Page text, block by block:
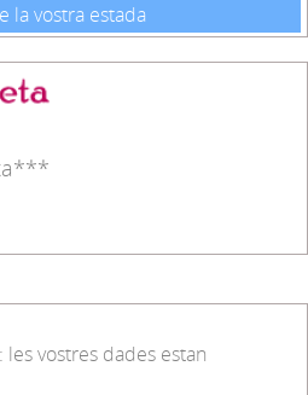
la vostra estada
les vostres dades estan